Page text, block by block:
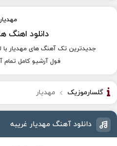
مهدیار
دانلود اهنگ
جدیدترین تک آهنگ های مهدیار
فول آرشیو کامل تمام
گلسارموزیک مهدیار
دانلود آهنگ مهدیار غریبه